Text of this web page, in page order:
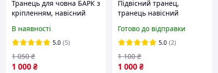
Транець для човна БАРК з
кріпленням, навісний
човна, кріплення для
мотора човна
В наявності
5.0 (5)
1 000₴
1 050 ₴
Підвісний транец,
транець навісний
надувного човна в
комплекті кріплення і
клей ПВХ
Готово до відправки
5.0 (2)
1 000₴
1 100 ₴